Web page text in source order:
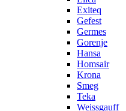
Exiteq
Gefest
Germes
Gorenje
Hansa
Homsair
Krona
Smeg
Teka
Weissgauff